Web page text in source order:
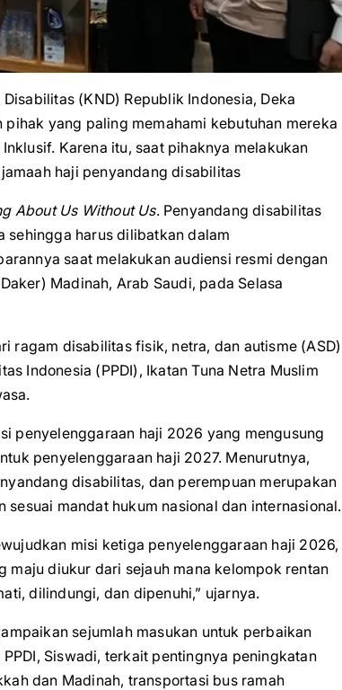
(KND) Republik Indonesia, Deka
yang paling memahami kebutuhan mereka
Karena itu, saat pihaknya melakukan
haji penyandang disabilitas
About Us Without Us. Penyandang disabilitas
sehingga harus dilibatkan dalam
saat melakukan audiensi resmi dengan
Madinah, Arab Saudi, pada Selasa
ragam disabilitas fisik, netra, dan autisme (ASD)
Indonesia (PPDI), Ikatan Tuna Netra Muslim
penyelenggaraan haji 2026 yang mengusung
penyelenggaraan haji 2027. Menurutnya,
disabilitas, dan perempuan merupakan
mandat hukum nasional dan internasional.
misi ketiga penyelenggaraan haji 2026,
maju diukur dari sejauh mana kelompok rentan
dilindungi, dan dipenuhi,” ujarnya.
sejumlah masukan untuk perbaikan
Siswadi, terkait pentingnya peningkatan
dan Madinah, transportasi bus ramah